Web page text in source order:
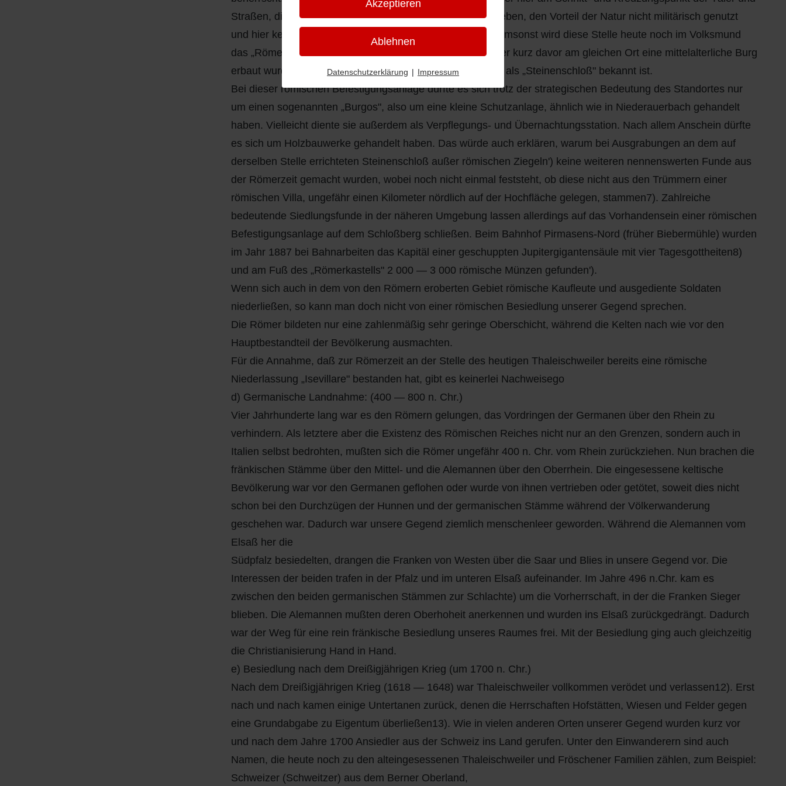
Straßen, die nach drei Himmelsrichtungen auseinanderstreben, den Vorteil der Natur nicht militärisch genutzt
und hier keine Befestigungsanlage errichtet hätten. Nicht umsonst wird diese Stelle heute noch im Volksmund
das „Römerkastell" genannt, obwohl um das Jahr 1100 oder kurz davor am gleichen Ort eine mittelalterliche Burg
erbaut wurde, deren Grundmauern heute noch stehen und als „Steinenschloß" bekannt ist.
Bei dieser römischen Befestigungsanlage dürfte es sich trotz der strategischen Bedeutung des Standortes nur
um einen sogenannten „Burgos", also um eine kleine Schutzanlage, ähnlich wie in Niederauerbach gehandelt
haben. Vielleicht diente sie außerdem als Verpflegungs- und Übernachtungsstation. Nach allem Anschein dürfte
es sich um Holzbauwerke gehandelt haben. Das würde auch erklären, warum bei Ausgrabungen an dem auf
derselben Stelle errichteten Steinenschloß außer römischen Ziegeln') keine weiteren nennenswerten Funde aus
der Römerzeit gemacht wurden, wobei noch nicht einmal feststeht, ob diese nicht aus den Trümmern einer
römischen Villa, ungefähr einen Kilometer nördlich auf der Hochfläche gelegen, stammen7). Zahlreiche
bedeutende Siedlungsfunde in der näheren Umgebung lassen allerdings auf das Vorhandensein einer römischen
Befestigungsanlage auf dem Schloßberg schließen. Beim Bahnhof Pirmasens-Nord (früher Biebermühle) wurden
im Jahr 1887 bei Bahnarbeiten das Kapitäl einer geschuppten Jupitergigantensäule mit vier Tagesgottheiten8)
und am Fuß des „Römerkastells" 2 000 — 3 000 römische Münzen gefunden').
Wenn sich auch in dem von den Römern eroberten Gebiet römische Kaufleute und ausgediente Soldaten
niederließen, so kann man doch nicht von einer römischen Besiedlung unserer Gegend sprechen.
Die Römer bildeten nur eine zahlenmäßig sehr geringe Oberschicht, während die Kelten nach wie vor den
Hauptbestandteil der Bevölkerung ausmachten.
Für die Annahme, daß zur Römerzeit an der Stelle des heutigen Thaleischweiler bereits eine römische
Niederlassung „Isevillare" bestanden hat, gibt es keinerlei Nachweisego
d) Germanische Landnahme: (400 — 800 n. Chr.)
Vier Jahrhunderte lang war es den Römern gelungen, das Vordringen der Germanen über den Rhein zu
verhindern. Als letztere aber die Existenz des Römischen Reiches nicht nur an den Grenzen, sondern auch in
Italien selbst bedrohten, mußten sich die Römer ungefähr 400 n. Chr. vom Rhein zurückziehen. Nun brachen die
fränkischen Stämme über den Mittel- und die Alemannen über den Oberrhein. Die eingesessene keltische
Bevölkerung war vor den Germanen geflohen oder wurde von ihnen vertrieben oder getötet, soweit dies nicht
schon bei den Durchzügen der Hunnen und der germanischen Stämme während der Völkerwanderung
geschehen war. Dadurch war unsere Gegend ziemlich menschenleer geworden. Während die Alemannen vom
Elsaß her die
Südpfalz besiedelten, drangen die Franken von Westen über die Saar und Blies in unsere Gegend vor. Die
Interessen der beiden trafen in der Pfalz und im unteren Elsaß aufeinander. Im Jahre 496 n.Chr. kam es
zwischen den beiden germanischen Stämmen zur Schlachte) um die Vorherrschaft, in der die Franken Sieger
blieben. Die Alemannen mußten deren Oberhoheit anerkennen und wurden ins Elsaß zurückgedrängt. Dadurch
war der Weg für eine rein fränkische Besiedlung unseres Raumes frei. Mit der Besiedlung ging auch gleichzeitig
die Christianisierung Hand in Hand.
e) Besiedlung nach dem Dreißigjährigen Krieg (um 1700 n. Chr.)
Nach dem Dreißigjährigen Krieg (1618 — 1648) war Thaleischweiler vollkommen verödet und verlassen12). Erst
nach und nach kamen einige Untertanen zurück, denen die Herrschaften Hofstätten, Wiesen und Felder gegen
eine Grundabgabe zu Eigentum überließen13). Wie in vielen anderen Orten unserer Gegend wurden kurz vor
und nach dem Jahre 1700 Ansiedler aus der Schweiz ins Land gerufen. Unter den Einwanderern sind auch
Namen, die heute noch zu den alteingesessenen Thaleischweiler und Fröschener Familien zählen, zum Beispiel:
Schweizer (Schweitzer) aus dem Berner Oberland,
Akzeptieren
Ablehnen
Datenschutzerklärung | Impressum